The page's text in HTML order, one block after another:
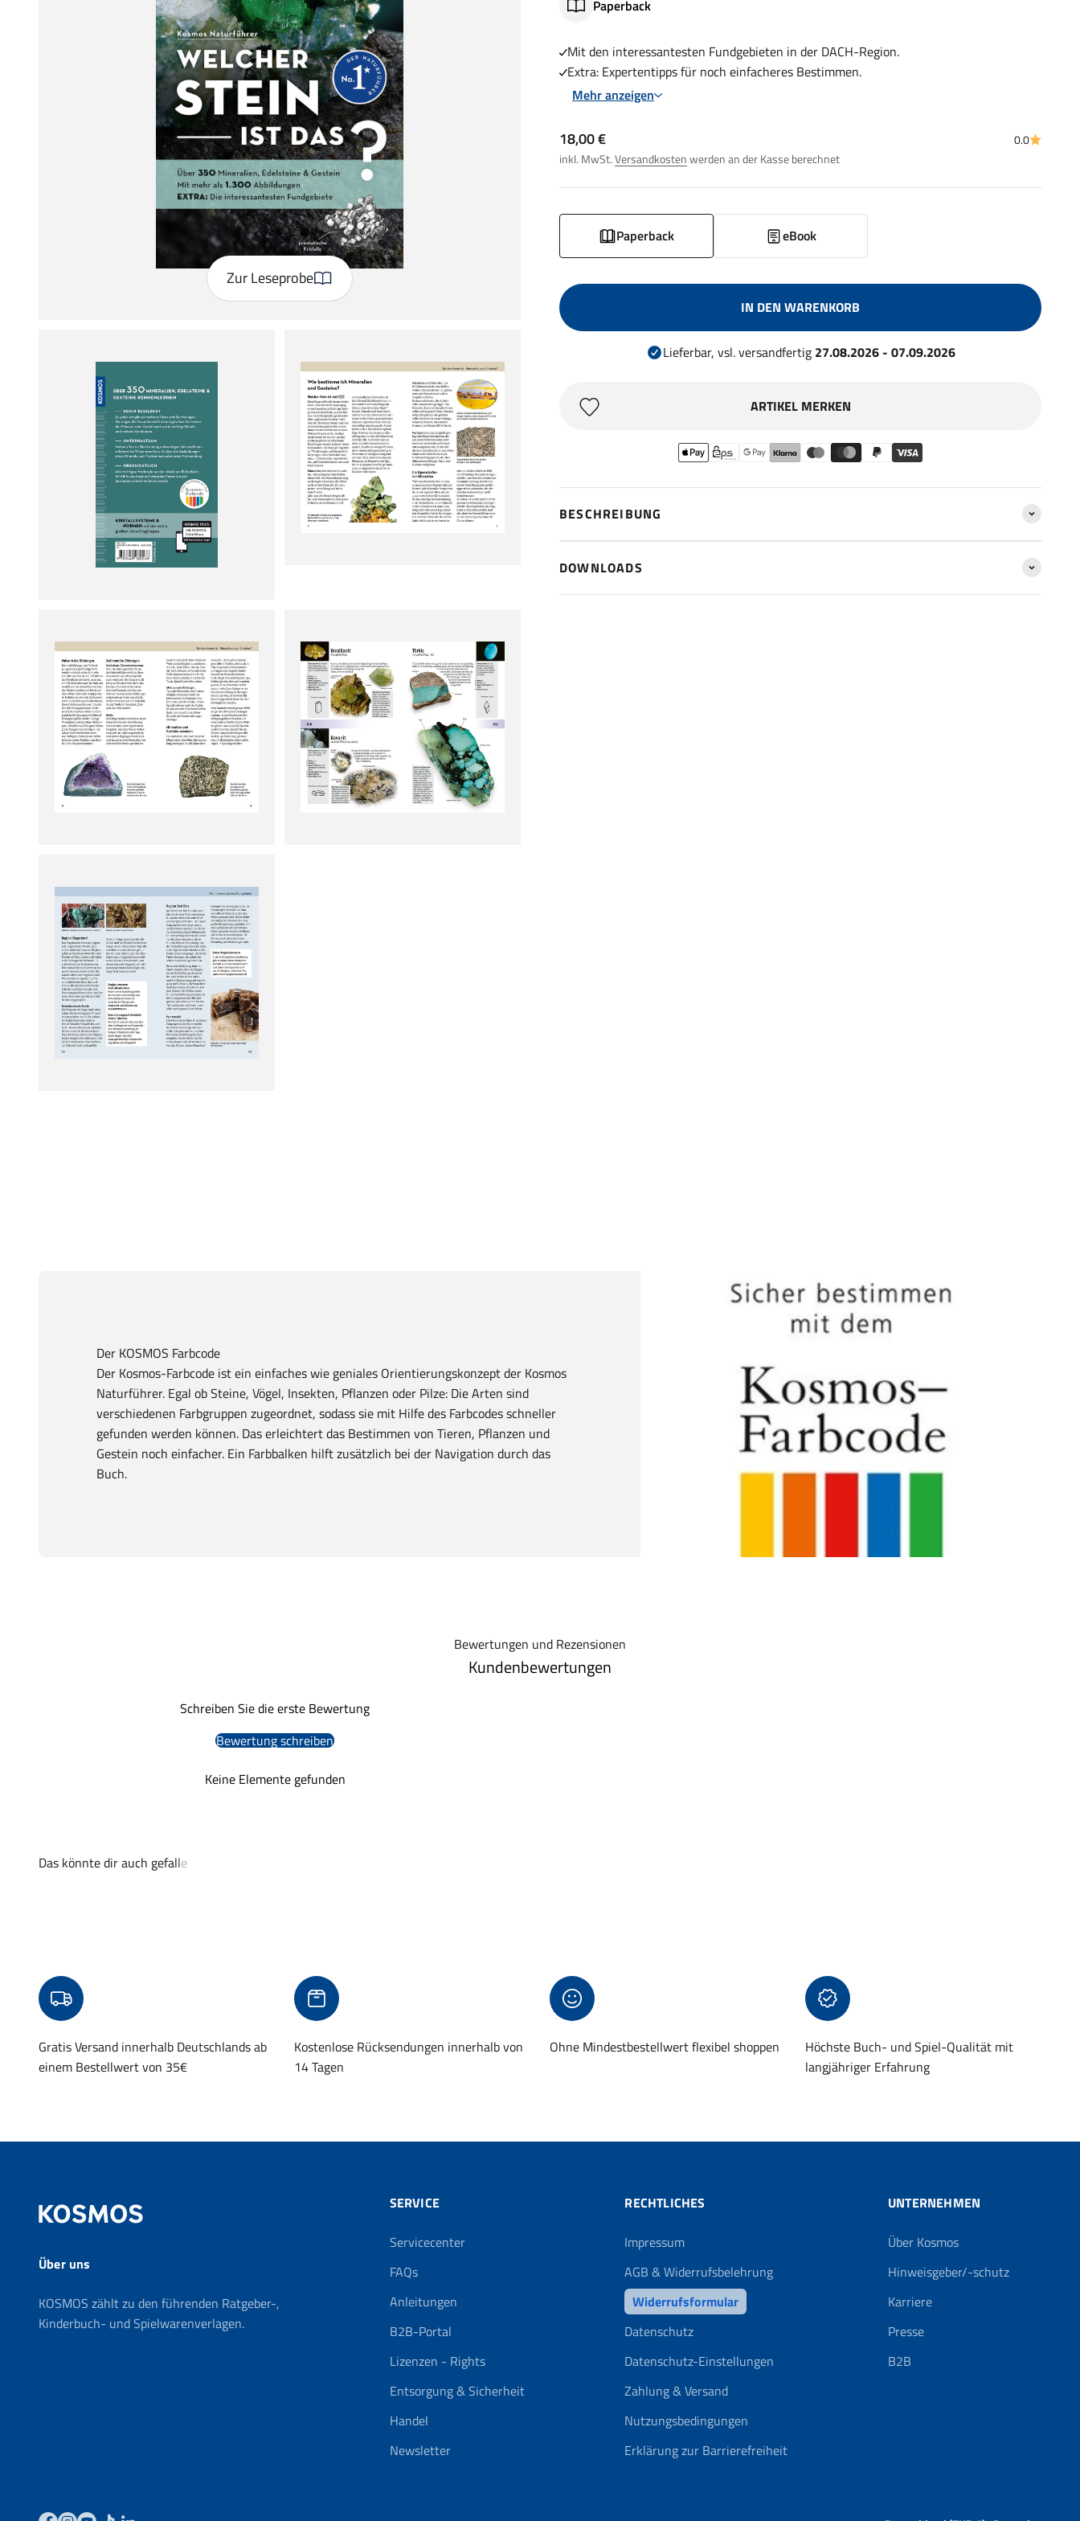
Zur Leseprobe
Paperback
Mit den interessantesten Fundgebieten in der DACH-Region.
Extra: Expertentipps für noch einfacheres Bestimmen.
Mehr anzeigen
Angebot
18,00 €
inkl. MwSt.Versandkostenwerden an der Kasse berechnet
0.0
Paperback eBook
IN DEN WARENKORB
Lieferbar, vsl. versandfertig 27.08.2026 - 07.09.2026
ARTIKEL MERKEN
BESCHREIBUNG
DOWNLOADS
Der KOSMOS Farbcode
Der Kosmos-Farbcode ist ein einfaches wie geniales Orientierungskonzept der Kosmos
Naturführer. Egal ob Steine, Vögel, Insekten, Pflanzen oder Pilze: Die Arten sind
verschiedenen Farbgruppen zugeordnet, sodass sie mit Hilfe des Farbcodes schneller
gefunden werden können. Das erleichtert das Bestimmen von Tieren, Pflanzen und
Gestein noch einfacher. Ein Farbbalken hilft zusätzlich bei der Navigation durch das
Buch.
Bewertungen und Rezensionen
Kundenbewertungen
Schreiben Sie die erste Bewertung
Bewertung schreiben
Keine Elemente gefunden
Gratis Versand innerhalb Deutschlands ab
einem Bestellwert von 35€
Kostenlose Rücksendungen innerhalb von
14 Tagen
Ohne Mindestbestellwert flexibel shoppen
Höchste Buch- und Spiel-Qualität mit
langjähriger Erfahrung
Über uns
KOSMOS zählt zu den führenden Ratgeber-,
Kinderbuch- und Spielwarenverlagen.
SERVICE
Servicecenter
FAQs
Anleitungen
B2B-Portal
Lizenzen - Rights
Entsorgung & Sicherheit
Handel
Newsletter
RECHTLICHES
Impressum
AGB & Widerrufsbelehrung
Widerrufsformular
Datenschutz
Datenschutz-Einstellungen
Zahlung & Versand
Nutzungsbedingungen
Erklärung zur Barrierefreiheit
UNTERNEHMEN
Über Kosmos
Hinweisgeber/-schutz
Karriere
Presse
B2B